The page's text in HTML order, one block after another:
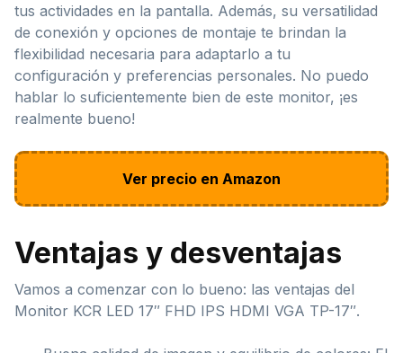
tus actividades en la pantalla. Además, su versatilidad
de conexión y opciones de montaje te brindan la
flexibilidad necesaria para adaptarlo a tu
configuración y preferencias personales. No puedo
hablar lo suficientemente bien de este monitor, ¡es
realmente bueno!
Ver precio en Amazon
Ventajas y desventajas
Vamos a comenzar con lo bueno: las ventajas del
Monitor KCR LED 17″ FHD IPS HDMI VGA TP-17″.